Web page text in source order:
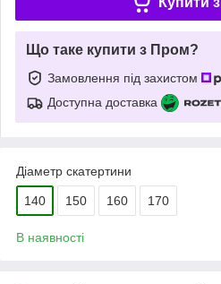
Що таке купити з Пром?
Замовлення під захистом
Доступна доставка
Діаметр скатертини
140 150 160 170
В наявності